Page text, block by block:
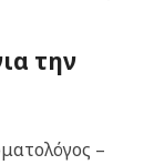
την
–